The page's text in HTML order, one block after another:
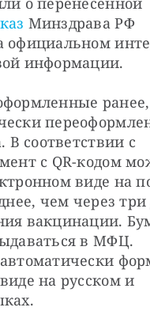
Минздрава РФ
официальном
информации.
В соответствии с
с QR-кодом
виде на
чем через
вакцинации.
в МФЦ.
на русском и